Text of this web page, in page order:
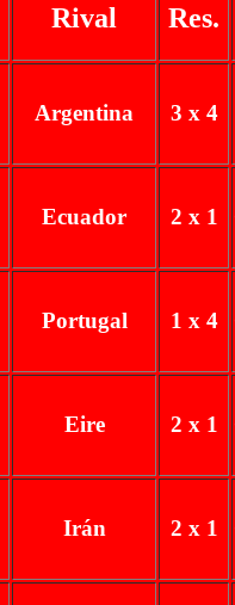
Rival Res.
Argentina 3 x 4
Ecuador 2 x 1
Portugal 1 x 4
Eire 2 x 1
Irán 2 x 1